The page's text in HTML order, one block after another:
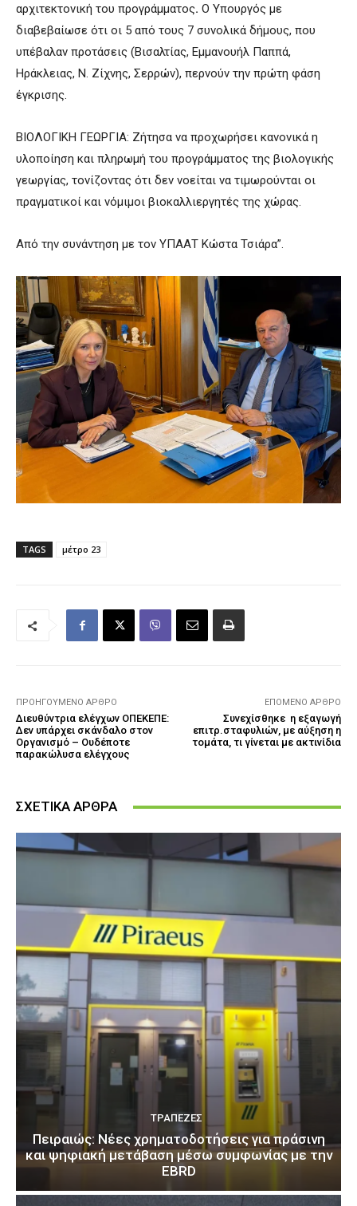
αρχιτεκτονική του προγράμματος. Ο Υπουργός με
διαβεβαίωσε ότι οι 5 από τους 7 συνολικά δήμους, που
υπέβαλαν προτάσεις (Βισαλτίας, Εμμανουήλ Παππά,
Ηράκλειας, Ν. Ζίχνης, Σερρών), περνούν την πρώτη φάση
έγκρισης.
ΒΙΟΛΟΓΙΚΗ ΓΕΩΡΓΙΑ: Ζήτησα να προχωρήσει κανονικά η
υλοποίηση και πληρωμή του προγράμματος της βιολογικής
γεωργίας, τονίζοντας ότι δεν νοείται να τιμωρούνται οι
πραγματικοί και νόμιμοι βιοκαλλιεργητές της χώρας.
Από την συνάντηση με τον ΥΠΑΑΤ Κώστα Τσιάρα”.
TAGS μέτρο 23
ΠΡΟΗΓΟΎΜΕΝΟ ΆΡΘΡΟ
Διευθύντρια ελέγχων ΟΠΕΚΕΠΕ:
Δεν υπάρχει σκάνδαλο στον
Οργανισμό – Ουδέποτε
παρακώλυσα ελέγχους
ΕΠΌΜΕΝΟ ΆΡΘΡΟ
Συνεχίσθηκε η εξαγωγή
επιτρ.σταφυλιών, με αύξηση η
τομάτα, τι γίνεται με ακτινίδια
ΣΧΕΤΙΚΑ ΑΡΘΡΑ
ΤΡΆΠΕΖΕΣ
Πειραιώς: Νέες χρηματοδοτήσεις για πράσινη
και ψηφιακή μετάβαση μέσω συμφωνίας με την
EBRD